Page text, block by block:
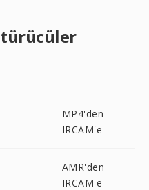
MP4'den
IRCAM'e
AMR'den
IRCAM'e